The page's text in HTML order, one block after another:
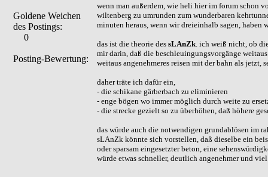
Goldene Weichen
des Postings:
0
Posting-Bewertung:
wenn man außerdem, wie heli hier im forum schon
wiltenberg zu umrunden zum wunderbaren
minuten heraus, wenn wir dreieinhalb sagen, haben
das ist die theorie des sLAnZk. ich weiß nicht, ob
mir darin, daß die beschleuingungsvorgänge
weitaus angenehmeres reisen mit der bahn als jetzt,
daher träte ich dafür ein,
- die schikane gärberbach zu eliminieren
- enge bögen wo immer möglich durch weite zu
- die strecke gezielt so zu überhöhen, daß höhere
das würde auch die notwendigen grundablösen im
sLAnZk könnte sich vorstellen, daß dieselbe ein
oder sparsam eingesetzter beton, eine
würde etwas schneller, deutlich angenehmer und